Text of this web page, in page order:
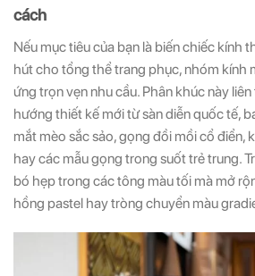
cách
Nếu mục tiêu của bạn là biến chiếc kính
hút cho tổng thể trang phục, nhóm kính
ứng trọn vẹn nhu cầu. Phân khúc này
hướng thiết kế mới từ sàn diễn quốc tế,
mắt mèo sắc sảo, gọng đồi mồi cổ điển,
hay các mẫu gọng trong suốt trẻ trung.
bó hẹp trong các tông màu tối mà mở
hồng pastel hay tròng chuyển màu